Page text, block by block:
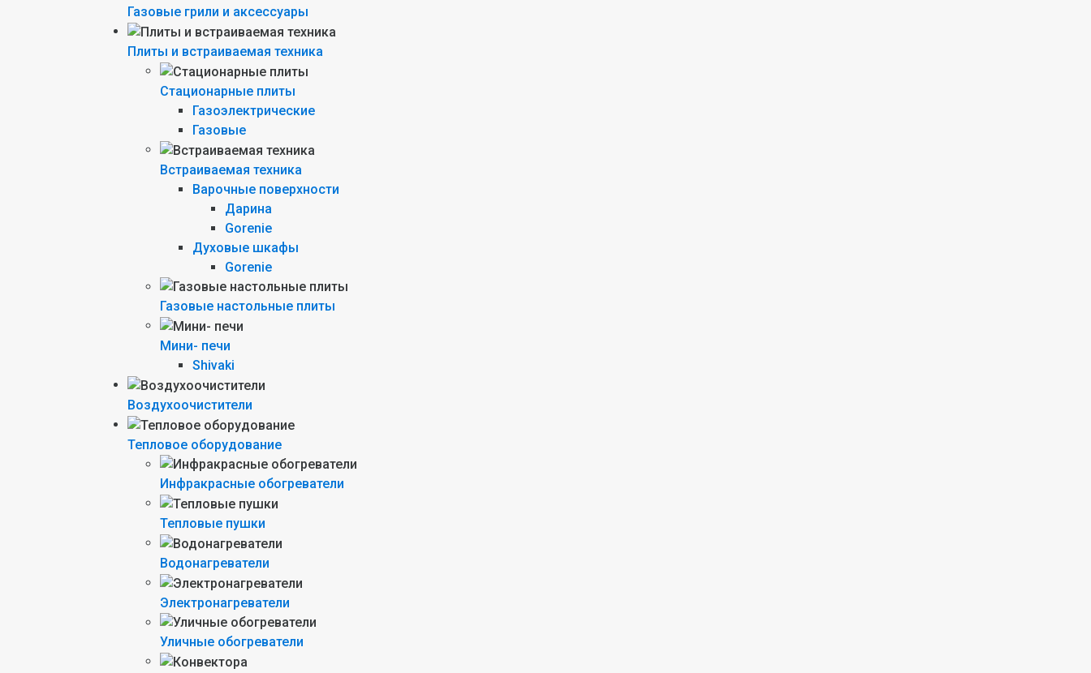
Газовые грили и аксессуары
Плиты и встраиваемая техника
Стационарные плиты
Газоэлектрические
Газовые
Встраиваемая техника
Варочные поверхности
Дарина
Gorenie
Духовые шкафы
Gorenie
Газовые настольные плиты
Мини- печи
Shivaki
Воздухоочистители
Тепловое оборудование
Инфракрасные обогреватели
Тепловые пушки
Водонагреватели
Электронагреватели
Уличные обогреватели